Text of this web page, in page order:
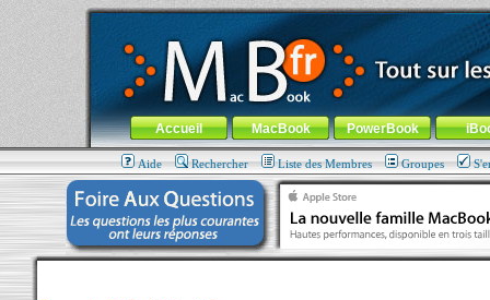
MacBook-fr.com : 100% Apple... 100% nomade !
Aller au contenu-Aller au menu général-Aller au menu de
Menu général
Accueil MacBook PowerBook
Aide Rechercher Liste des Membres Groupes